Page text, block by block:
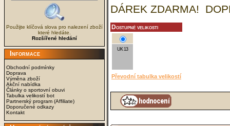
Použijte klíčová slova pro nalezení zboží
které hledáte.
Rozšířené hledání
Informace
Obchodní podmínky
Doprava
Výměna zboží
Akční nabídka
Články o sportovní obuvi
Tabulka velikostí bot
Partnerský program (Affiliate)
Doporučené odkazy
Kontakt
DÁREK ZDARMA!
Dostupné velikosti
UK 13
Převodní tabulka velikostí